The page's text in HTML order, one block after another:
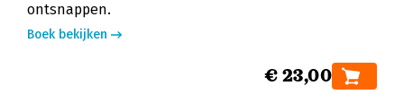
ontsnappen.
Boek bekijken
€ 23,00